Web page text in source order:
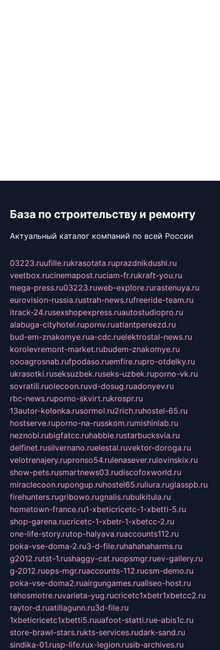
База по строительству и ремонту
Актуальный каталог компаний по всей России
03223.ruufille.rukrasotata.ruprazdnikdushi.ru
veetbox.rucinemapost.ruciam-fr.rukraft-you.ru
mega-press.ru03223.ruweb-explore.rurastenuya.ru
eurovision-russia.rustrah-news.rufreeride-team.ru
itrack-24.rusexshopexpress.ruautostudiopro.ru
alabuga-cityhotel.rupornv.ruatlantpereezd.ru
bud-em-znakomye.rua-cdc.ruelektrostal-news.ru
korolevremont-market.rubudem-znakomye.ru
oooagrosnab.rufpodaso.ruemfire.rupro-otdelky.ru
ukrasotki.ruseksuzbek.ruseks-uzbek.ruporno-vk.ru
sovratili.ruolecoon.ruvd-dosug.ruadonyev.ru
rbc-news.ruporno-skvirt.rukrospr.ru
13autor-kolonka.rusormol.ru2rich.ruhostel-65.ru
hostserve.ruporno-na-russkom.rumishinlab.ru
neznobi.rubigfatcc.ruhabble.rustarbucksvia.ru
delfinet.rusilvernano.ruelestal.ruvektor-doroga.ru
velotrenajery.rupronso54.rulenasever.rulovinskix.ru
show-pets.rusmartnews03.rudiscofoxworld.ru
miraclecoon.rupongup.ruhostel65.ruliura.ruglasspb.ru
firehunters.rugribowo.rugnalis.rubulkitula.ru
hometown-france.ru1-xbeticricetc-1-xbetti-5.ru
shop-garena.rucricetc-1-xbetr-1-xbetcc-2.ru
one-life-story.rutop-halyava.ruaccounts112.ru
poka-vse-doma-2.ru3-d-file.ruhahahaharms.ru
g2012.rutst-1.rushaggy-cat.ruopsmgr.ruev-gallery.ru
g-2012.ruops-mgr.ruaccounts-112.rucsm-demo.ru
poka-vse-doma2.ruairgungames.ruallseo-host.ru
tehosmotre.ruvarieta-yug.rucricetc1xbetr1xbetcc2.ru
raytor-d.ruatillagunn.ru3d-file.ru
1xbeticricetc1xbetti5.ruuafoot-statti.rue-abis1c.ru
store-brawl-stars.rukts-services.rudark-sand.ru
sindika-01.rusp-life.rux-legion.rusib-archives.ru